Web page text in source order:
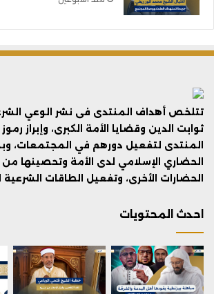
تتلخص أهداف المنتدى فى نشر الوعي
ثوابت الدين وقضايا الأمة الكبرى، وإبراز
المنتدى لتفعيل دورهم في المجتمعات،
الحضاري الإسلامي لدى الأمة وتحصينها
الحضارات الأخرى، وتفعيل الطاقات الشرعية
احدث المحتويات